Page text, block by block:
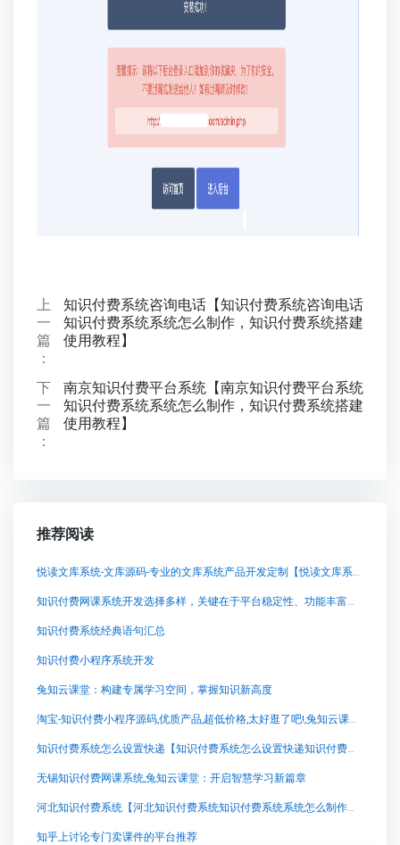
上
一
篇
：
知识付费系统咨询电话【知识付费系统咨询电话
知识付费系统系统怎么制作，知识付费系统搭建
使用教程】
下
一
篇
：
南京知识付费平台系统【南京知识付费平台系统
知识付费系统系统怎么制作，知识付费系统搭建
使用教程】
推荐阅读
悦读文库系统-文库源码-专业的文库系统产品开发定制【悦读文库系统-文库源码-专业的文库系统产品开发定制知识付费系统系统怎么制作，知识付费系统搭建使用教程】
知识付费网课系统开发选择多样，关键在于平台稳定性、功能丰富度及售后服务。推荐考虑行业内口碑较好的服务商如
知识付费系统经典语句汇总
知识付费小程序系统开发
兔知云课堂：构建专属学习空间，掌握知识新高度
淘宝-知识付费小程序源码,优质产品,超低价格,太好逛了吧!,兔知云课堂：开启你的知识付费之旅
知识付费系统怎么设置快递【知识付费系统怎么设置快递知识付费系统系统怎么制作，知识付费系统搭建使用教程】
无锡知识付费网课系统,兔知云课堂：开启智慧学习新篇章
河北知识付费系统【河北知识付费系统知识付费系统系统怎么制作，知识付费系统搭建使用教程】
知乎上讨论专门卖课件的平台推荐